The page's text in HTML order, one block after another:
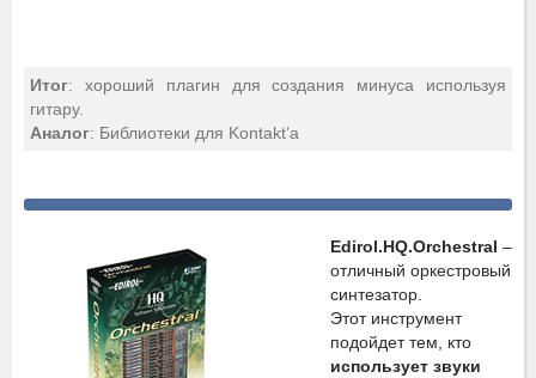
Итог: хороший плагин для создания минуса используя
гитару.
Аналог: Библиотеки для Kontakt’а
Edirol.HQ.Orchestral –
отличный оркестровый
синтезатор.
Этот инструмент
подойдет тем, кто
использует звуки